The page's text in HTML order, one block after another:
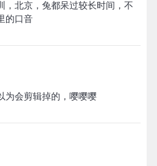
，北京，兔都呆过较长时间，不